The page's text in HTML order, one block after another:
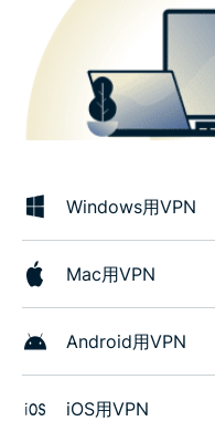
Windows用VPN
Mac用VPN
Android用VPN
iOS用VPN